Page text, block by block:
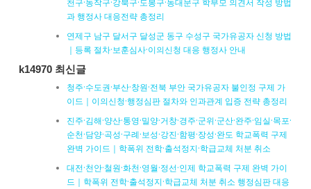
천구·동작구·강북구·도봉구·동대문구 학부모 의견서 작성 방법
과 행정사 대응전략 총정리
연제구 남구 달서구 달성군 동구 수성구 국가유공자 신청 방법
｜등록 절차·보훈심사·이의신청 대응 행정사 안내
k14970 최신글
청주·수도권·부산·창원·전북 부안 국가유공자 불인정 구제 가
이드｜이의신청·행정심판 절차와 인과관계 입증 전략 총정리
진주·김해·양산·통영·밀양·거창·경주·군위·군산·완주·임실·목포·
순천·담양·곡성·구례·보성·강진·함평·장성·완도 학교폭력 구제
완벽 가이드｜학폭위 전학·출석정지·학급교체 처분 취소
대전·천안·철원·화천·영월·정선·인제 학교폭력 구제 완벽 가이
드｜학폭위 전학·출석정지·학급교체 처분 취소 행정심판 대응